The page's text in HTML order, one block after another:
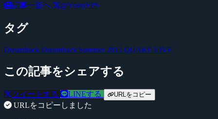
記事一覧へ @YossyFPS
タグ
Dreamhack Dreamhack Summer 2012 QUAKE LIVE
この記事をシェアする
ツイートする LINEする URLをコピー
URLをコピーしました